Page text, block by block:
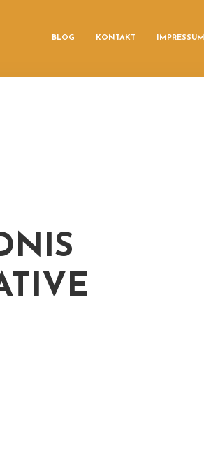
BLOG KONTAKT IMPRESSUM